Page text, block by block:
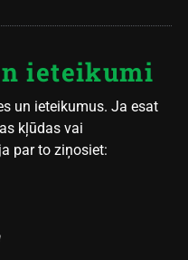
ieteikumi
un ieteikumus. Ja esat
kļūdas vai
par to ziņosiet: